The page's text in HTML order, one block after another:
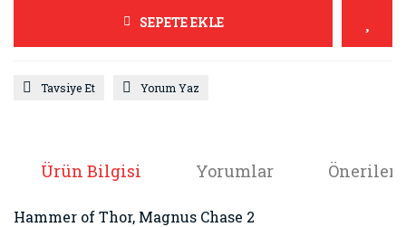
SEPETE EKLE
Tavsiye Et Yorum Yaz
Ürün Bilgisi Yorumlar
Hammer of Thor, Magnus Chase 2